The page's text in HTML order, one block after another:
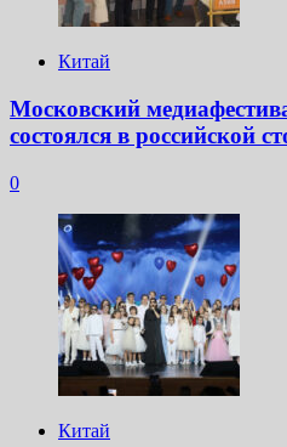
Китай
Московский
состоялся в российской
0
Китай